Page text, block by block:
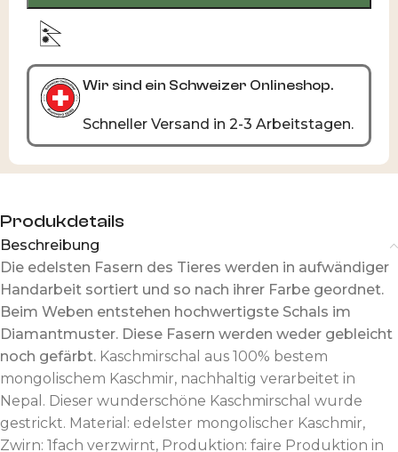
Wir sind ein Schweizer Onlineshop.
Schneller Versand in 2-3 Arbeitstagen.
Produkdetails
Beschreibung
Die edelsten Fasern des Tieres werden in aufwändiger
Handarbeit sortiert und so nach ihrer Farbe geordnet.
Beim Weben entstehen hochwertigste Schals im
Diamantmuster. Diese Fasern werden weder gebleicht
noch gefärbt. Kaschmirschal aus 100% bestem
mongolischem Kaschmir, nachhaltig verarbeitet in
Nepal. Dieser wunderschöne Kaschmirschal wurde
gestrickt. Material: edelster mongolischer Kaschmir,
Zwirn: 1fach verzwirnt, Produktion: faire Produktion in